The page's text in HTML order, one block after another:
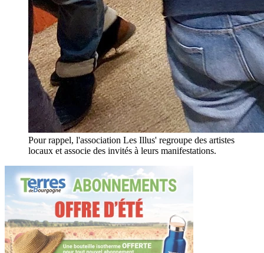
Pour rappel, l'association Les Illus' regroupe des artistes
locaux et associe des invités à leurs manifestations.